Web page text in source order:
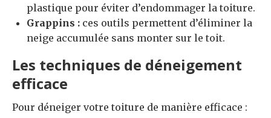
plastique pour éviter d’endommager la toiture.
Grappins : ces outils permettent d’éliminer la
neige accumulée sans monter sur le toit.
Les techniques de déneigement
efficace
Pour déneiger votre toiture de manière efficace :